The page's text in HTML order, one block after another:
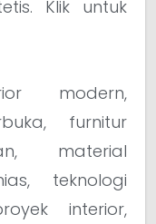
Klik untuk
modern,
furnitur
material
teknologi
interior,